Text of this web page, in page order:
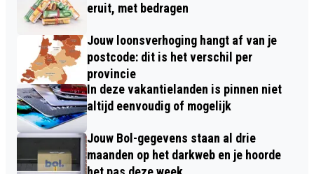
eruit, met bedragen
Jouw loonsverhoging hangt af van je
postcode: dit is het verschil per
provincie
In deze vakantielanden is pinnen niet
altijd eenvoudig of mogelijk
Jouw Bol-gegevens staan al drie
maanden op het darkweb en je hoorde